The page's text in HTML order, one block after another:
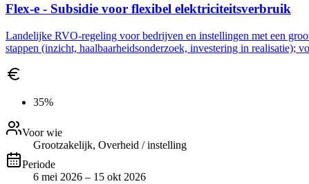
Flex-e - Subsidie voor flexibel elektriciteitsverbruik
Landelijke RVO-regeling voor bedrijven en instellingen met een
stappen (inzicht, haalbaarheidsonderzoek, investering in realisatie);
35%
Voor wie
Grootzakelijk, Overheid / instelling
Periode
6 mei 2026 – 15 okt 2026